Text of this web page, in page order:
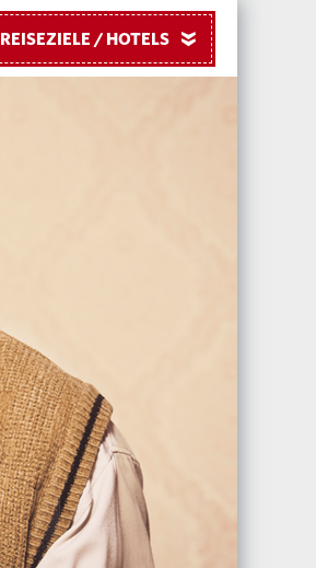
REISEZIELE / HOTELS »